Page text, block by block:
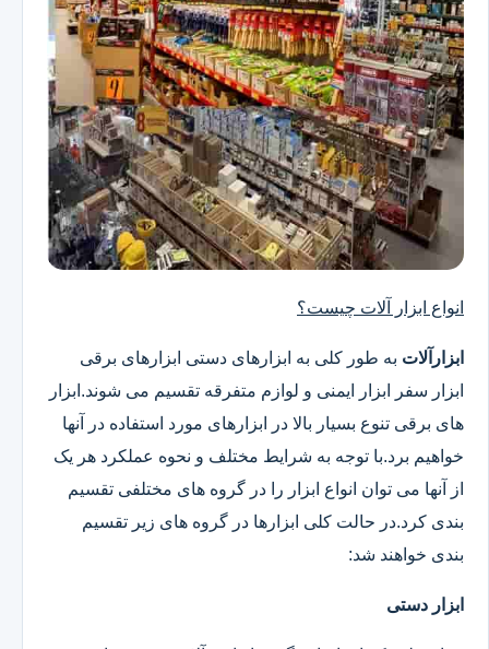
انواع ابزار آلات چیست؟
ابزارآلات به طور کلی به ابزارهای دستی ابزارهای برقی
ابزار سفر ابزار ایمنی و لوازم متفرقه تقسیم می شوند.ابزار
های برقی تنوع بسیار بالا در ابزارهای مورد استفاده در آنها
خواهیم برد.با توجه به شرایط مختلف و نحوه عملکرد هر یک
از آنها می توان انواع ابزار را در گروه های مختلفی تقسیم
بندی کرد.در حالت کلی ابزارها در گروه های زیر تقسیم
بندی خواهند شد:
ابزار دستی